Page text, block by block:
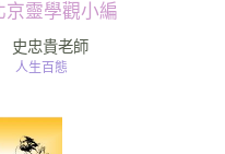
京靈學觀小編
史忠貴老師
人生百態